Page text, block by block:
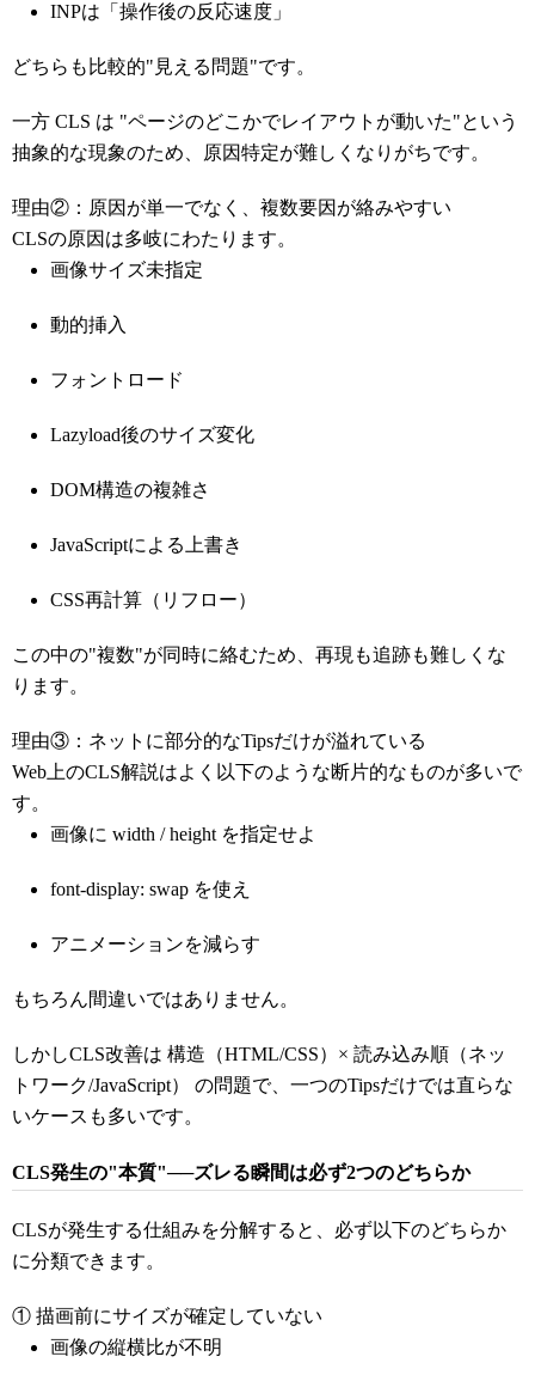
INPは「操作後の反応速度」
どちらも比較的"見える問題"です。
一方 CLS は "ページのどこかでレイアウトが動いた"という
抽象的な現象のため、原因特定が難しくなりがちです。
理由②：原因が単一でなく、複数要因が絡みやすい
CLSの原因は多岐にわたります。
画像サイズ未指定
動的挿入
フォントロード
Lazyload後のサイズ変化
DOM構造の複雑さ
JavaScriptによる上書き
CSS再計算（リフロー）
この中の"複数"が同時に絡むため、再現も追跡も難しくな
ります。
理由③：ネットに部分的なTipsだけが溢れている
Web上のCLS解説はよく以下のような断片的なものが多いで
す。
画像に width / height を指定せよ
font-display: swap を使え
アニメーションを減らす
もちろん間違いではありません。
しかしCLS改善は 構造（HTML/CSS）× 読み込み順（ネッ
トワーク/JavaScript） の問題で、一つのTipsだけでは直らな
いケースも多いです。
CLS発生の"本質"──ズレる瞬間は必ず2つのどちらか
CLSが発生する仕組みを分解すると、必ず以下のどちらか
に分類できます。
① 描画前にサイズが確定していない
画像の縦横比が不明